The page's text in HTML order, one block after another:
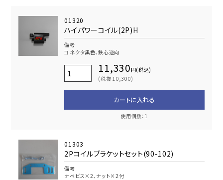
01320
ハイパワーコイル(2P)H
備考
コネクタ黒色､鉄心逆向
11,330円(税込)
(税抜 10,300)
カートに入れる
使用個数：1
01303
2Pコイルブラケットセット(90-102)
備考
ナベビス×2､ナット×2付